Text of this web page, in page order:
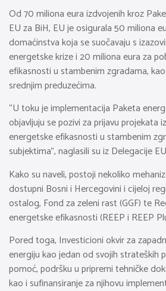
Od 70 miliona eura izdvojenih kroz
EU za BiH, EU je osigurala 50 miliona
domaćinstva koja se suočavaju s
energetske krize i 20 miliona eura za
efikasnosti u stambenim zgradama,
srednjim preduzećima.
“U toku je implementacija Paketa
objavljuju se pozivi za prijavu projekata
energetske efikasnosti u stambenim
subjektima”, naglasili su iz Delegacije
Kako su naveli, postoji nekoliko
dostupni Bosni i Hercegovini i cijeloj
ostalog, Fond za zeleni rast (GGF) te
energetske efikasnosti (REEP i REEP
Pored toga, Investicioni okvir za
energiju kao jedan od svojih strateških
pomoć, podršku u pripremi tehničke
kao i sufinansiranje za njihovu